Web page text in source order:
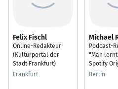
Felix Fischl
Online-Redakteur
(Kulturportal der
Stadt Frankfurt)
Frankfurt
Michael
Podcast-
"Man
Spotify
Berlin